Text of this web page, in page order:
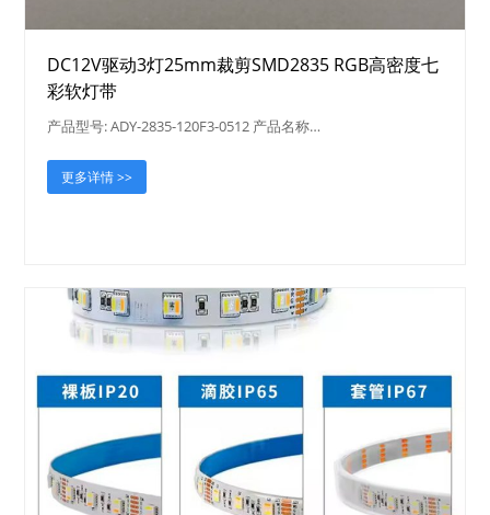
DC12V驱动3灯25mm裁剪SMD2835 RGB高密度七
彩软灯带
产品型号: ADY-2835-120F3-0512 产品名称…
更多详情 >>